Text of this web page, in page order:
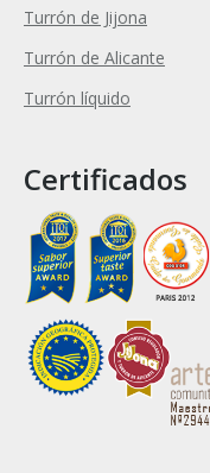
Turrón de Jijona
Turrón de Alicante
Turrón líquido
Certificados